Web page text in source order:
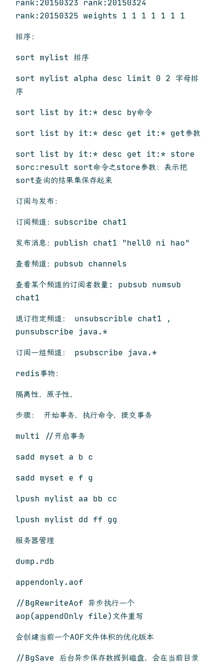
rank:20150323 rank:20150324
rank:20150325 weights 1 1 1 1 1 1 1
排序：
sort mylist 排序
sort mylist alpha desc limit 0 2 字母排
序
sort list by it:* desc by命令
sort list by it:* desc get it:* get参数
sort list by it:* desc get it:* store
sorc:result sort命令之store参数：表示把
sort查询的结果集保存起来
订阅与发布：
订阅频道：subscribe chat1
发布消息：publish chat1 "hell0 ni hao"
查看频道：pubsub channels
查看某个频道的订阅者数量: pubsub numsub
chat1
退订指定频道： unsubscrible chat1 ,
punsubscribe java.*
订阅一组频道： psubscribe java.*
redis事物：
隔离性，原子性，
步骤： 开始事务，执行命令，提交事务
multi //开启事务
sadd myset a b c
sadd myset e f g
lpush mylist aa bb cc
lpush mylist dd ff gg
服务器管理
dump.rdb
appendonly.aof
//BgRewriteAof 异步执行一个
aop(appendOnly file)文件重写
会创建当前一个AOF文件体积的优化版本
//BgSave 后台异步保存数据到磁盘，会在当前目录